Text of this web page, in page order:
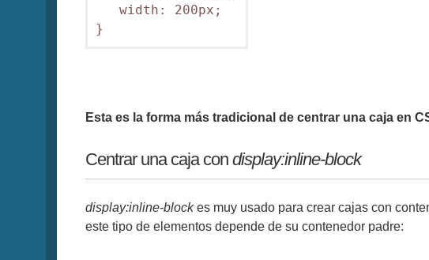
width: 200px;
}
Esta es la forma más tradicional de centrar una caja en
Centrar una caja con display:inline-block
display:inline-blockes muy usado para crear cajas con
este tipo de elementos depende de su contenedor padre: